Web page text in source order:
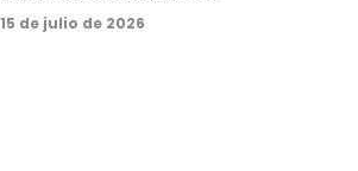
15 de julio de 2026